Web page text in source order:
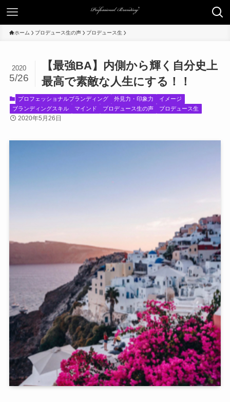
ホーム プロデュース生の声 プロデュース生
【最強BA】内側から輝く自分史上
最高で素敵な人生にする！！
2020
5/26
プロフェッショナルブランディング 外見力・印象力
イメージ
ブランディングスキル
マインド プロデュース生の声 プロデュース生
2020年5月26日